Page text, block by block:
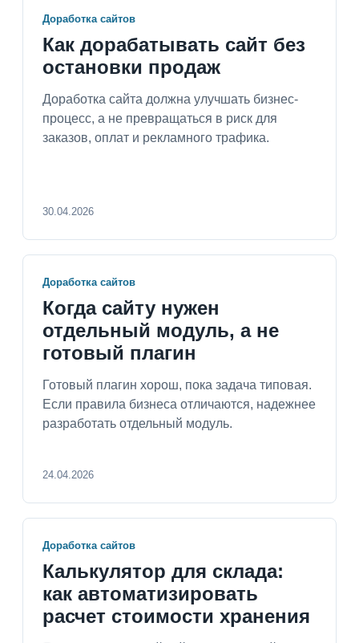
Доработка сайтов
Как дорабатывать сайт без
остановки продаж
Доработка сайта должна улучшать бизнес-
процесс, а не превращаться в риск для
заказов, оплат и рекламного трафика.
30.04.2026
Доработка сайтов
Когда сайту нужен
отдельный модуль, а не
готовый плагин
Готовый плагин хорош, пока задача типовая.
Если правила бизнеса отличаются, надежнее
разработать отдельный модуль.
24.04.2026
Доработка сайтов
Калькулятор для склада:
как автоматизировать
расчет стоимости хранения